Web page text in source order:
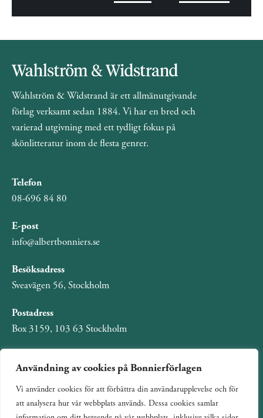
Användning av cookies på Bonnierförlagen
Vi använder cookies för att förbättra din användarupplevelse och för
att analysera hur vår webbplats används. Dessa cookies samlar
Wahlström & Widstrand är ett allmänutgivande
förlag verksamt sedan 1884. Vi har en bred och
varierad utgivning med ett tydligt fokus på
skönlitteratur inom de flesta genrer.
Telefon
08-696 84 80
E-post
info@albertbonniers.se
Besöksadress
Sveavägen 56, Stockholm
Postadress
Box 3159, 103 63 Stockholm
Om Bonnierförlagen
Cookies